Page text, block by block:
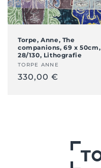
Torpe, Anne, The
companions, 69 x 50cm,
28/130, Lithografie
Künstler:
TORPE ANNE
Normaler
330,00 €